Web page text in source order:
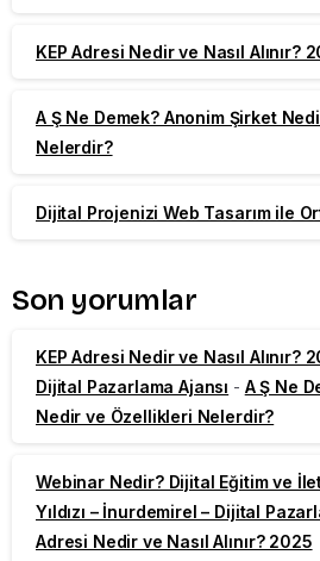
KEP Adresi Nedir ve Nasıl Alınır?
A Ş Ne Demek? Anonim Şirket
Nelerdir?
Dijital Projenizi Web Tasarım ile
Son yorumlar
KEP Adresi Nedir ve Nasıl Alınır?
Dijital Pazarlama Ajansı - A Ş Ne
Nedir ve Özellikleri Nelerdir?
Webinar Nedir? Dijital Eğitim ve
Yıldızı – İnurdemirel – Dijital
Adresi Nedir ve Nasıl Alınır? 2025